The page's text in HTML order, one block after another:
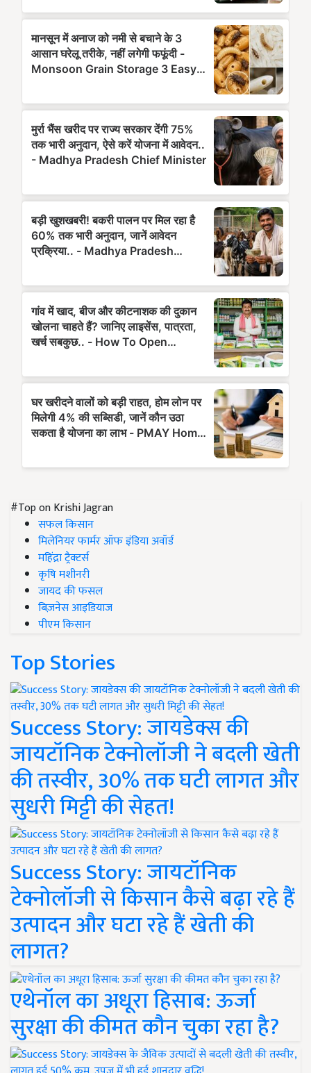
#Top on Krishi Jagran
सफल किसान
मिलेनियर फार्मर ऑफ इंडिया अवॉर्ड
महिंद्रा ट्रैक्टर्स
कृषि मशीनरी
जायद की फसल
बिज़नेस आइडियाज
पीएम किसान
Top Stories
Success Story: जायडेक्स की
जायटॉनिक टेक्नोलॉजी ने बदली खेती
की तस्वीर, 30% तक घटी लागत और
सुधरी मिट्टी की सेहत!
Success Story: जायटॉनिक
टेक्नोलॉजी से किसान कैसे बढ़ा रहे हैं
उत्पादन और घटा रहे हैं खेती की
लागत?
एथेनॉल का अधूरा हिसाब: ऊर्जा
सुरक्षा की कीमत कौन चुका रहा है?